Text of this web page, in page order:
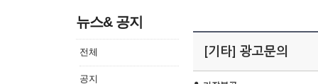
뉴스& 공지
전체
공지
[기타] 광고문의